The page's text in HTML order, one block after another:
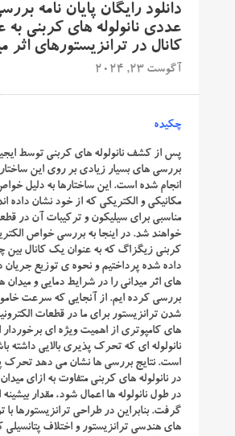
دانلود رایگان پایان نامه
عددی نانولوله های کربنی
کانال در ترانزیستورهای اثر
آگوست 23, 2024
چکیده
پس از کشف نانولوله های کربنی توسط
بررسی های بسیار زیادی بر روی این
انجام شده است. این ساختارها به دلیل
مکانیکی و الکتریکی که از خود نشان داده
مناسبی برای سیلیکون و ترکیبات آن در
خواهند شد. در اینجا به بررسی خواص
کربنی زیگزاگ که به عنوان یک کانال بین
داده شده پرداختیم و نحوه ی توزیع جریان
های اثر میدانی را در شرایط دمایی و
بررسی کرده ایم. از آنجایی که سرعت
شدن ترانزیستور برای ما در قطعات
های کامپوتری از اهمیت ویژه ای
نانولوله ای که تحرک پذیری بالایی داشته
است. نتایج بررسی ها نشان می دهد تحرک
در نانولوله های کربنی متفاوت به ازای
در طول نانولوله ها اعمال شود، مقدار
گرفت. بنابراین در طراحی ترانزیستورها
های هندسی ترانزیستور و اختلاف